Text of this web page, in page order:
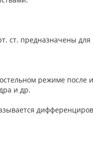
ст. предназначены для
режиме после
и др.